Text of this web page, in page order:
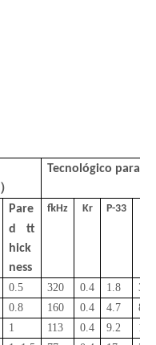
）
Tecnológico
Pare
d
tt
hick
ness
fkHz Kr P-33
0.5 320 0.4 1.8
3.5
0.8 160 0.4 4.7
8.8
1 113 0.4 9.2